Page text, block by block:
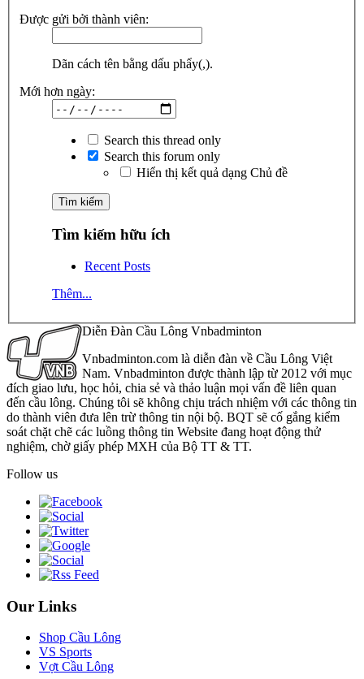
Được gửi bởi thành viên:
Dãn cách tên bằng dấu phẩy(,).
Mới hơn ngày:
Search this thread only
Search this forum only
Hiển thị kết quả dạng Chủ đề
Tìm kiếm hữu ích
Recent Posts
Thêm...
Diễn Đàn Cầu Lông Vnbadminton
Vnbadminton.com là diễn đàn về Cầu Lông Việt
Nam. Vnbadminton được thành lập từ 2012 với mục
đích giao lưu, học hỏi, chia sẻ và thảo luận mọi vấn đề liên quan
đến cầu lông. Chúng tôi sẽ không chịu trách nhiệm với các thông tin
do thành viên đưa lên trừ thông tin nội bộ. BQT sẽ cố gắng kiểm
soát chặt chẽ các luồng thông tin Website đang hoạt động thử
nghiệm, chờ giấy phép MXH của Bộ TT & TT.
Follow us
Our Links
Shop Cầu Lông
VS Sports
Vợt Cầu Lông